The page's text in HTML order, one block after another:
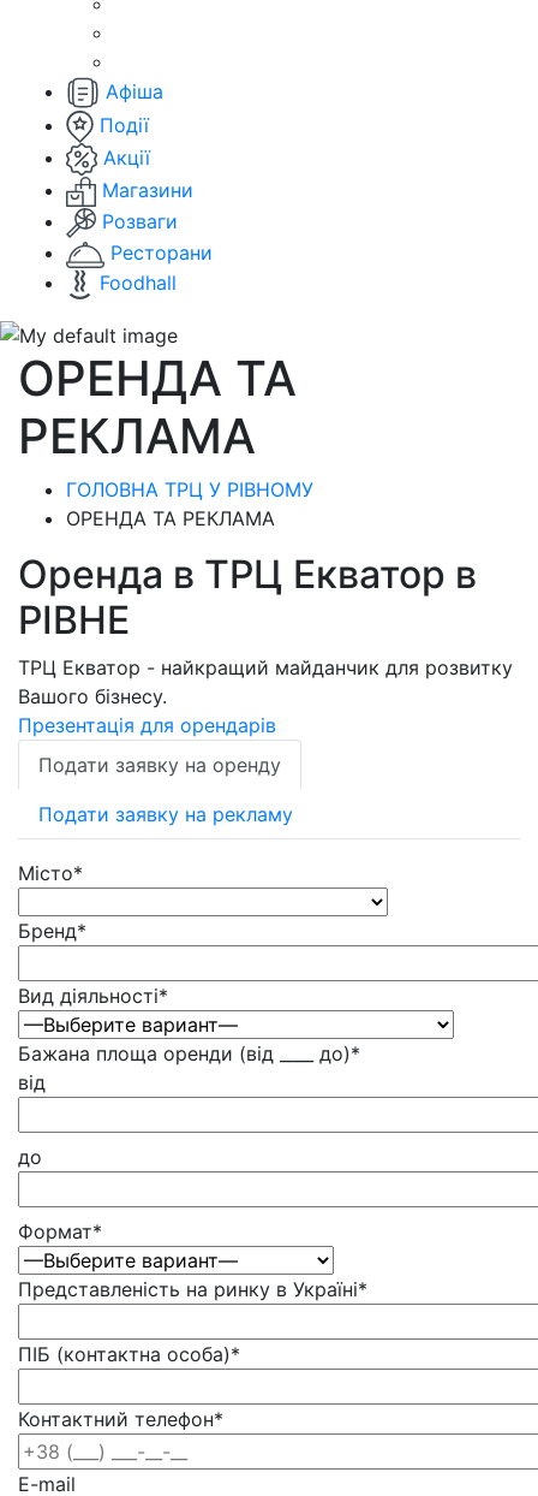
Афіша
Події
Акції
Магазини
Розваги
Ресторани
Foodhall
ОРЕНДА ТА
РЕКЛАМА
ГОЛОВНА ТРЦ У РІВНОМУ
ОРЕНДА ТА РЕКЛАМА
Оренда в ТРЦ Екватор в
РІВНЕ
ТРЦ Екватор - найкращий майданчик для розвитку
Вашого бізнесу.
Презентація для орендарів
Подати заявку на оренду
Подати заявку на рекламу
Місто*
Бренд*
Вид діяльності*
Бажана площа оренди (від ____ до)*
від
до
Формат*
Представленість на ринку в Україні*
ПІБ (контактна особа)*
Контактний телефон*
E-mail